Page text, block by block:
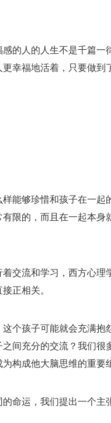
的人的人生不是千篇一
幸福地活着，只要做
能够珍惜和孩子在一起
限的，而且在一起本身
交流和学习，西方心
正相关。
个孩子可能就会充满抱
间充分的交流？我们很
构成他大脑思维的重要
命运，我们提出一个主